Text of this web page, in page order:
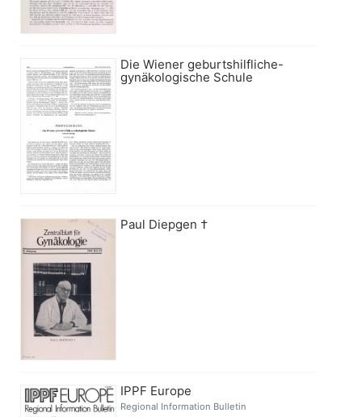
Die Wiener geburtshilfliche-
gynäkologische Schule
Paul Diepgen †
IPPF Europe
Regional Information Bulletin